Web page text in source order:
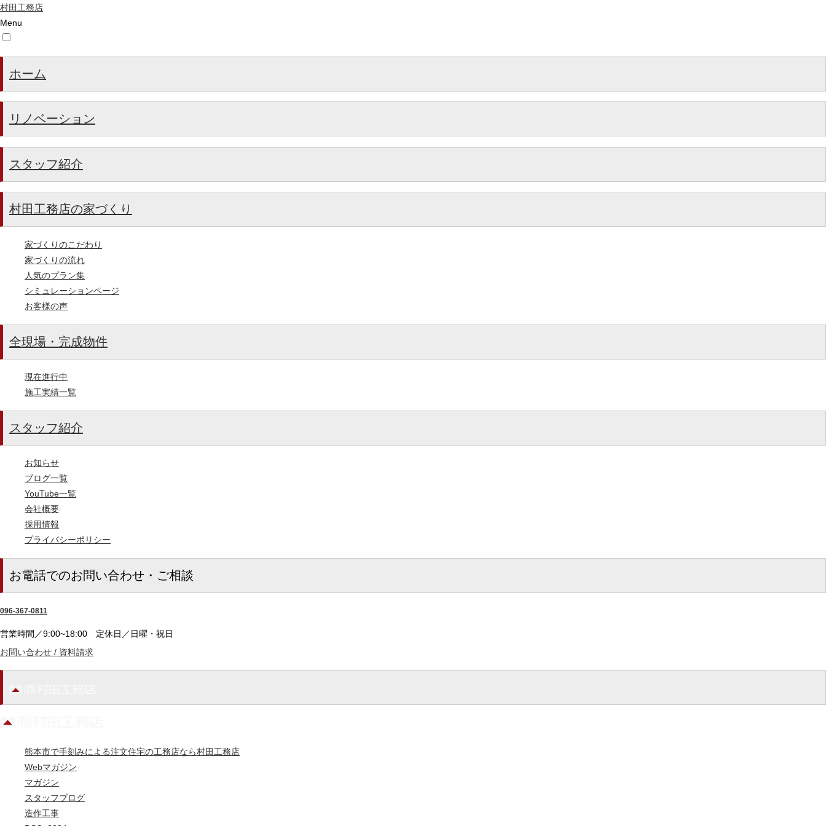
村田工務店
Menu
ホーム
リノベーション
スタッフ紹介
村田工務店の家づくり
家づくりのこだわり
家づくりの流れ
人気のプラン集
シミュレーションページ
お客様の声
全現場・完成物件
現在進行中
施工実績一覧
スタッフ紹介
お知らせ
ブログ一覧
YouTube一覧
会社概要
採用情報
プライバシーポリシー
お電話でのお問い合わせ・ご相談
096-367-0811
営業時間／9:00~18:00 定休日／日曜・祝日
お問い合わせ / 資料請求
熊本市で手刻みによる注文住宅の工務店なら村田工務店
Webマガジン
マガジン
スタッフブログ
造作工事